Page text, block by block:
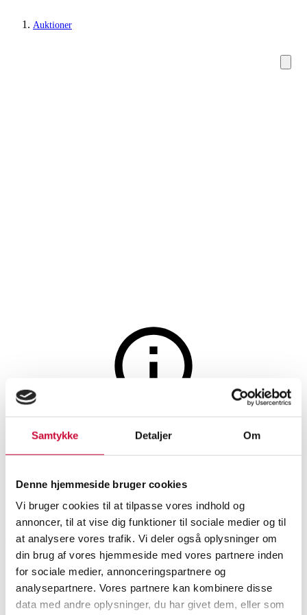
Samtykke Detaljer Om
Denne hjemmeside bruger cookies
Vi bruger cookies til at tilpasse vores indhold og
annoncer, til at vise dig funktioner til sociale medier og til
at analysere vores trafik. Vi deler også oplysninger om
din brug af vores hjemmeside med vores partnere inden
for sociale medier, annonceringspartnere og
analysepartnere. Vores partnere kan kombinere disse
data med andre oplysninger, du har givet dem, eller som
Auktioner
Cykler
Auktionen er afsluttet
Cube Hyde pro damecykel.
SHOWROOM
København
VURDERING
DKK 2.400
VARENUMMER
6533566
Beskrivelse